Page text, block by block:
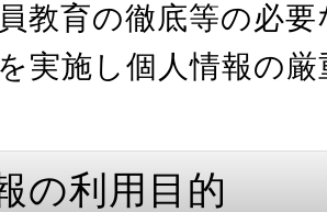
教育の徹底等の必
施し個人情報の厳
の利用目的